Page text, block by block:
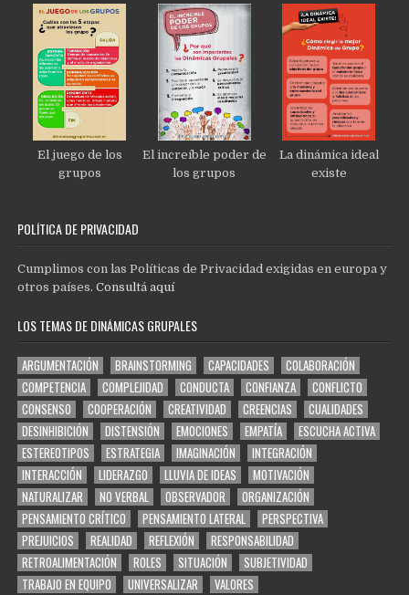
El juego de los
grupos
El increíble poder de
los grupos
La dinámica ideal
existe
POLÍTICA DE PRIVACIDAD
Cumplimos con las Políticas de Privacidad exigidas en europa y
otros países.Consultá aquí
LOS TEMAS DE DINÁMICAS GRUPALES
ARGUMENTACIÓN BRAINSTORMING CAPACIDADES
COLABORACIÓN
COMPETENCIA
COMPLEJIDAD CONDUCTA CONFIANZA
CONFLICTO
CONSENSO
COOPERACIÓN CREATIVIDAD CREENCIAS
CUALIDADES
DESINHIBICIÓN
DISTENSIÓN EMOCIONES EMPATÍA
ESCUCHA ACTIVA
ESTEREOTIPOS
ESTRATEGIA IMAGINACIÓN
INTEGRACIÓN
INTERACCIÓN
LIDERAZGO LLUVIA DE IDEAS
MOTIVACIÓN
NATURALIZAR
NO VERBAL OBSERVADOR
ORGANIZACIÓN
PENSAMIENTO CRÍTICO
PENSAMIENTO LATERAL
PERSPECTIVA
PREJUICIOS
REALIDAD REFLEXIÓN
RESPONSABILIDAD
RETROALIMENTACIÓN
ROLES SITUACIÓN
SUBJETIVIDAD
TRABAJO EN EQUIPO
UNIVERSALIZAR VALORES